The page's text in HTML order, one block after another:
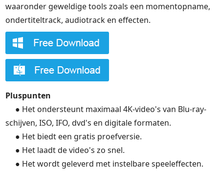
waaronder geweldige tools zoals een momentopname,
ondertiteltrack, audiotrack en effecten.
Pluspunten
● Het ondersteunt maximaal 4K-video's van Blu-ray-
schijven, ISO, IFO, dvd's en digitale formaten.
● Het biedt een gratis proefversie.
● Het laadt de video's zo snel.
● Het wordt geleverd met instelbare speeleffecten.